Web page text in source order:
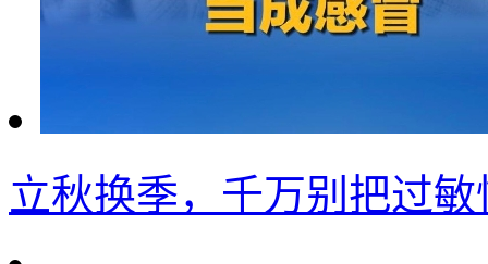
立秋换季，千万别把过